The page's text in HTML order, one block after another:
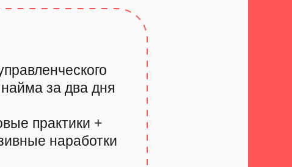
за два дня
практики +
наработки